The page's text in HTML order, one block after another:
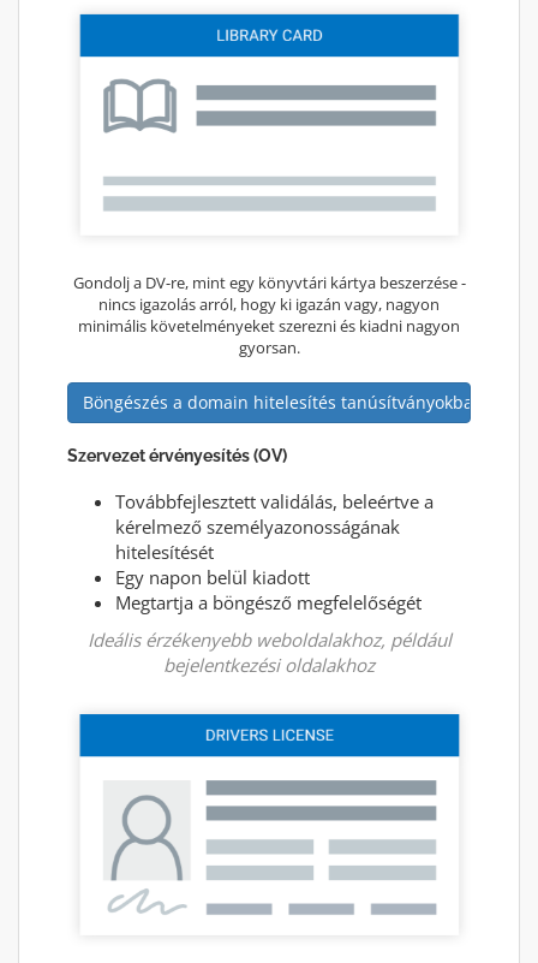
Gondolj a DV-re, mint egy könyvtári kártya beszerzése -
nincs igazolás arról, hogy ki igazán vagy, nagyon
minimális követelményeket szerezni és kiadni nagyon
gyorsan.
Böngészés a domain hitelesítés tanúsítványokban
Szervezet érvényesítés (OV)
Továbbfejlesztett validálás, beleértve a
kérelmező személyazonosságának
hitelesítését
Egy napon belül kiadott
Megtartja a böngésző megfelelőségét
Ideális érzékenyebb weboldalakhoz, például
bejelentkezési oldalakhoz